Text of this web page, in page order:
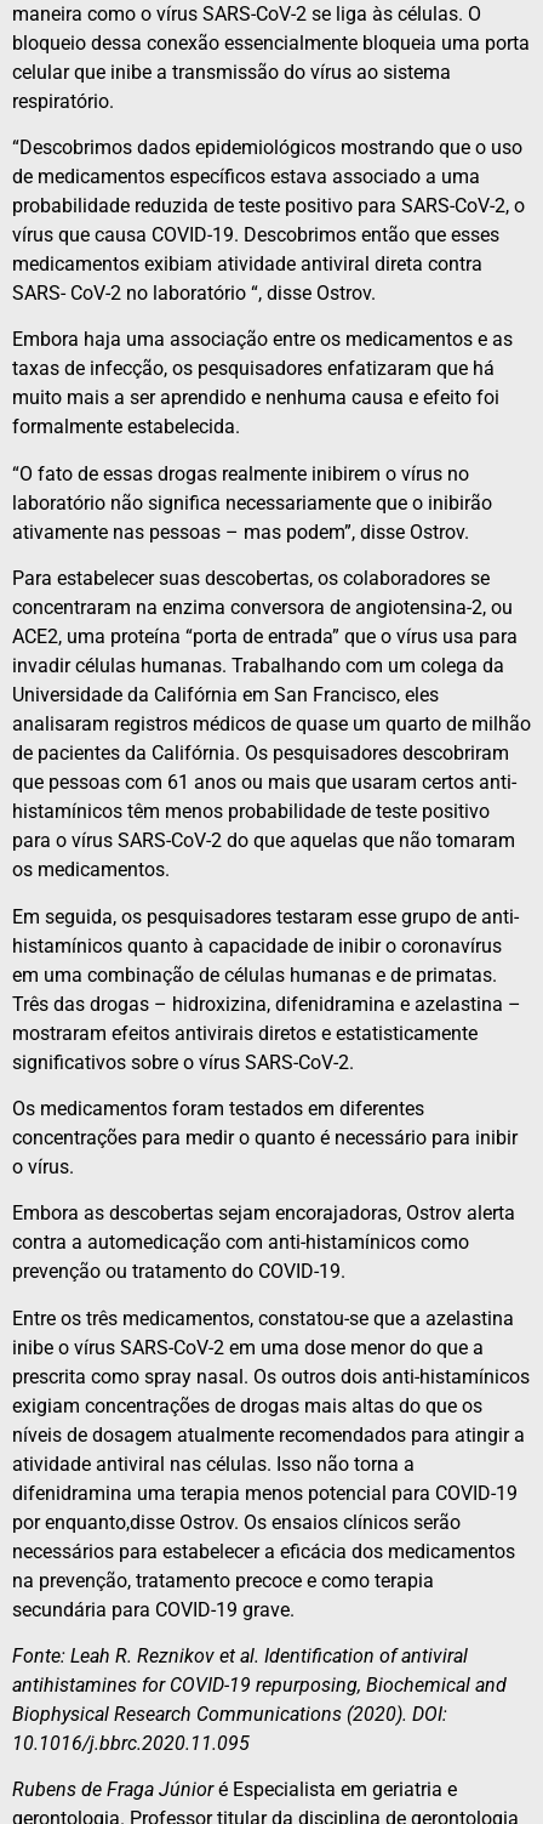
maneira como o vírus SARS-CoV-2 se liga às células. O
bloqueio dessa conexão essencialmente bloqueia uma porta
celular que inibe a transmissão do vírus ao sistema
respiratório.
“Descobrimos dados epidemiológicos mostrando que o uso
de medicamentos específicos estava associado a uma
probabilidade reduzida de teste positivo para SARS-CoV-2, o
vírus que causa COVID-19. Descobrimos então que esses
medicamentos exibiam atividade antiviral direta contra
SARS- CoV-2 no laboratório “, disse Ostrov.
Embora haja uma associação entre os medicamentos e as
taxas de infecção, os pesquisadores enfatizaram que há
muito mais a ser aprendido e nenhuma causa e efeito foi
formalmente estabelecida.
“O fato de essas drogas realmente inibirem o vírus no
laboratório não significa necessariamente que o inibirão
ativamente nas pessoas – mas podem”, disse Ostrov.
Para estabelecer suas descobertas, os colaboradores se
concentraram na enzima conversora de angiotensina-2, ou
ACE2, uma proteína “porta de entrada” que o vírus usa para
invadir células humanas. Trabalhando com um colega da
Universidade da Califórnia em San Francisco, eles
analisaram registros médicos de quase um quarto de milhão
de pacientes da Califórnia. Os pesquisadores descobriram
que pessoas com 61 anos ou mais que usaram certos anti-
histamínicos têm menos probabilidade de teste positivo
para o vírus SARS-CoV-2 do que aquelas que não tomaram
os medicamentos.
Em seguida, os pesquisadores testaram esse grupo de anti-
histamínicos quanto à capacidade de inibir o coronavírus
em uma combinação de células humanas e de primatas.
Três das drogas – hidroxizina, difenidramina e azelastina –
mostraram efeitos antivirais diretos e estatisticamente
significativos sobre o vírus SARS-CoV-2.
Os medicamentos foram testados em diferentes
concentrações para medir o quanto é necessário para inibir
o vírus.
Embora as descobertas sejam encorajadoras, Ostrov alerta
contra a automedicação com anti-histamínicos como
prevenção ou tratamento do COVID-19.
Entre os três medicamentos, constatou-se que a azelastina
inibe o vírus SARS-CoV-2 em uma dose menor do que a
prescrita como spray nasal. Os outros dois anti-histamínicos
exigiam concentrações de drogas mais altas do que os
níveis de dosagem atualmente recomendados para atingir a
atividade antiviral nas células. Isso não torna a
difenidramina uma terapia menos potencial para COVID-19
por enquanto,disse Ostrov. Os ensaios clínicos serão
necessários para estabelecer a eficácia dos medicamentos
na prevenção, tratamento precoce e como terapia
secundária para COVID-19 grave.
Fonte: Leah R. Reznikov et al. Identification of antiviral
antihistamines for COVID-19 repurposing, Biochemical and
Biophysical Research Communications (2020). DOI:
10.1016/j.bbrc.2020.11.095
Rubens de Fraga Júnioré Especialista em geriatria e
gerontologia. Professor titular da disciplina de gerontologia